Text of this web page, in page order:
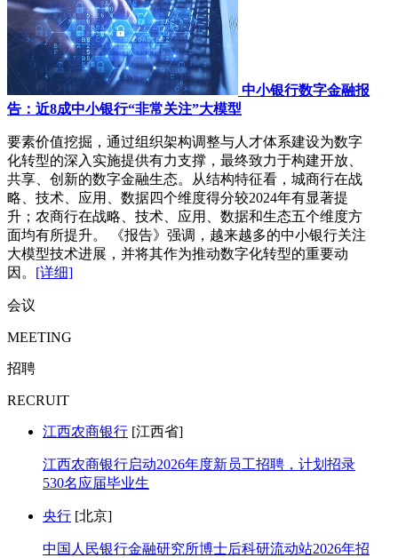
中小银行数字金融报
告：近8成中小银行“非常关注”大模型
要素价值挖掘，通过组织架构调整与人才体系建设为数字
化转型的深入实施提供有力支撑，最终致力于构建开放、
共享、创新的数字金融生态。从结构特征看，城商行在战
略、技术、应用、数据四个维度得分较2024年有显著提
升；农商行在战略、技术、应用、数据和生态五个维度方
面均有所提升。 《报告》强调，越来越多的中小银行关注
大模型技术进展，并将其作为推动数字化转型的重要动
因。 [详细]
会议
MEETING
招聘
RECRUIT
江西农商银行 [江西省]
江西农商银行启动2026年度新员工招聘，计划招录
530名应届毕业生
央行 [北京]
中国人民银行金融研究所博士后科研流动站2026年招